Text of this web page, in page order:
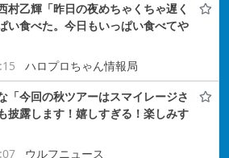
村乙輝「昨日の夜めちゃくちゃ遅く
い食べた。今日もいっぱい食べてや
ハロプロちゃん情報局
「今回の秋ツアーはスマイレージさ
披露します！嬉しすぎる！楽しみす
ウルフニュース